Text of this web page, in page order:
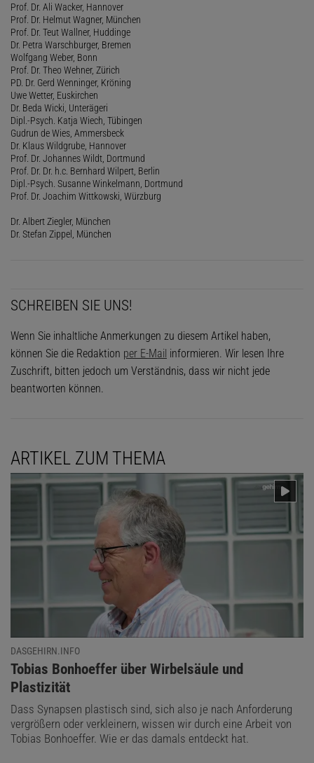
Prof. Dr. Ali Wacker, Hannover
Prof. Dr. Helmut Wagner, München
Prof. Dr. Teut Wallner, Huddinge
Dr. Petra Warschburger, Bremen
Wolfgang Weber, Bonn
Prof. Dr. Theo Wehner, Zürich
PD. Dr. Gerd Wenninger, Kröning
Uwe Wetter, Euskirchen
Dr. Beda Wicki, Unterägeri
Dipl.-Psych. Katja Wiech, Tübingen
Gudrun de Wies, Ammersbeck
Dr. Klaus Wildgrube, Hannover
Prof. Dr. Johannes Wildt, Dortmund
Prof. Dr. Dr. h.c. Bernhard Wilpert, Berlin
Dipl.-Psych. Susanne Winkelmann, Dortmund
Prof. Dr. Joachim Wittkowski, Würzburg
Dr. Albert Ziegler, München
Dr. Stefan Zippel, München
SCHREIBEN SIE UNS!
Wenn Sie inhaltliche Anmerkungen zu diesem Artikel haben,
können Sie die Redaktion per E-Mail informieren. Wir lesen Ihre
Zuschrift, bitten jedoch um Verständnis, dass wir nicht jede
beantworten können.
ARTIKEL ZUM THEMA
DASGEHIRN.INFO
:
Tobias Bonhoeffer über Wirbelsäule und
Plastizität
Dass Synapsen plastisch sind, sich also je nach Anforderung
vergrößern oder verkleinern, wissen wir durch eine Arbeit von
Tobias Bonhoeffer. Wie er das damals entdeckt hat.